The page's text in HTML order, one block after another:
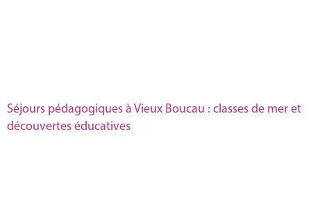
Séjours pédagogiques à Vieux Boucau : classes de mer et
découvertes éducatives